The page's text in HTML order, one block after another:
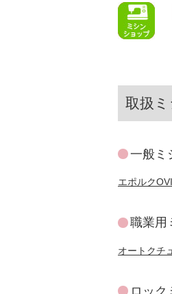
取扱ミ
一般ミ
エポルクOVI
職業用
オートクチ
ロック